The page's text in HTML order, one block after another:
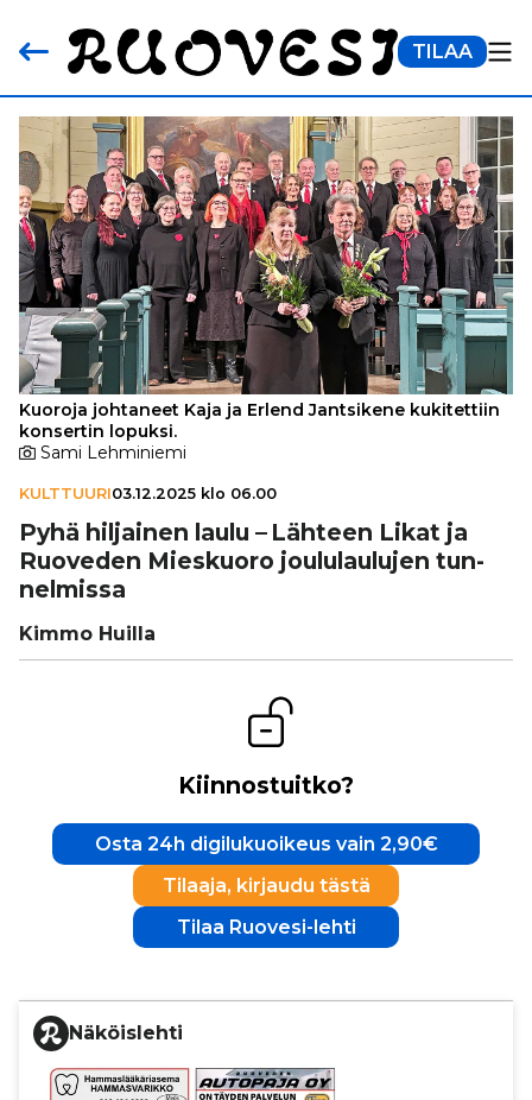
TILAA
Kuoroja johtaneet Kaja ja Erlend Jantsikene kukitettiin
konsertin lopuksi.
Sami Lehminiemi
KULTTUURI03.12.2025 klo 06.00
Pyhä hiljainen laulu – Lähteen Likat ja
Ruoveden Mieskuoro jou­lu­lau­lu­jen tun­
nel­missa
Kimmo Huilla
Kiinnostuitko?
Osta 24h digilukuoikeus vain 2,90€
Tilaaja, kirjaudu tästä
Tilaa Ruovesi-lehti
Näköislehti